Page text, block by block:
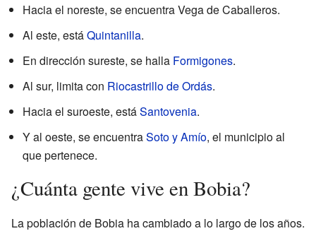
Hacia el noreste, se encuentra Vega de Caballeros.
Al este, estáQuintanilla.
En dirección sureste, se halla Formigones.
Al sur, limita con Riocastrillo de Ordás.
Hacia el suroeste, estáSantovenia.
Y al oeste, se encuentraSoto y Amío, el municipio al
que pertenece.
¿Cuánta gente vive en Bobia?
La población de Bobia ha cambiado a lo largo de los años.